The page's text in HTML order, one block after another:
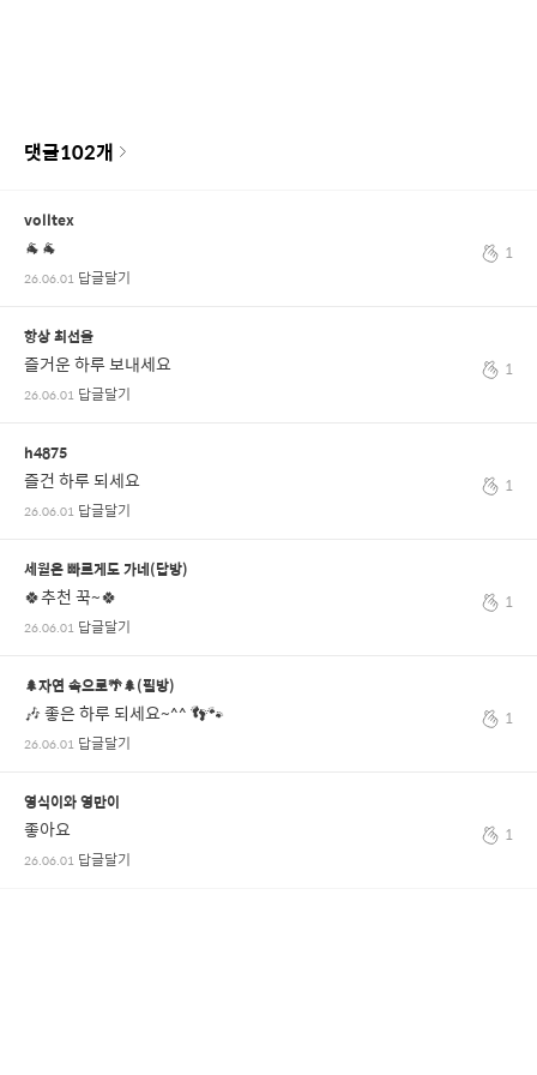
댓글102개
volltex
🐐🐐
26.06.01 답글달기
1
항상 최선을
즐거운 하루 보내세요
26.06.01 답글달기
1
h4875
즐건 하루 되세요
26.06.01 답글달기
1
세월은 빠르게도 가네(답방)
🍀추천 꾹~🍀
26.06.01 답글달기
1
🌲자연 속으로🌴🌲(필방)
🎶 좋은 하루 되세요~^^ 👣🐾
26.06.01 답글달기
1
영식이와 영만이
좋아요
26.06.01 답글달기
1